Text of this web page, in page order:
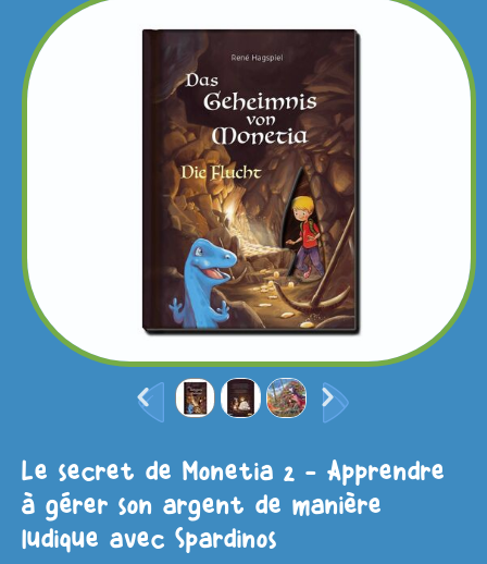
Le secret de Monetia 2 - Apprendre
à gérer son argent de manière
ludique avec Spardinos